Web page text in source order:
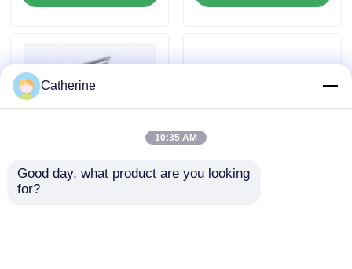
Ultrafine Spaties Boor
Catherine
10:35 AM
Good day, what product are you looking
for?